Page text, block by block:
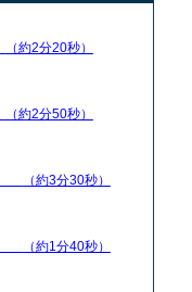
（約2分20秒）
（約2分50秒）
（約3分30秒）
（約1分40秒）